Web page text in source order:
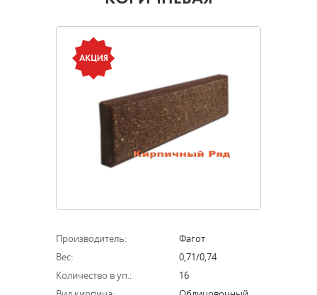
Производитель:
Фагот
Вес:
0,71/0,74
Количество в уп.:
16